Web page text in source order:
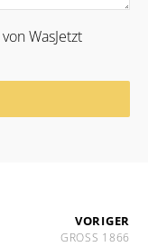
von WasJetzt
VORIGER
GROSS 1866